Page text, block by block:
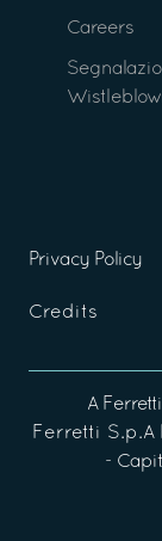
Careers
Privacy Policy
Credits
A
Ferretti S.p.A
-